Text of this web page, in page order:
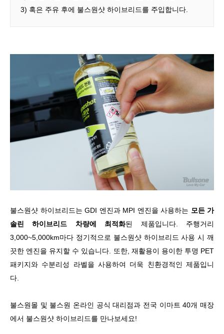
3) 혹은 주유 후에 불스원샷 하이브리드를 주입합니다.
불스원샷 하이브리드는 GDI 엔진과 MPI 엔진을 사용하는 모든 가
솔린 하이브리드 차량에 최적화된 제품입니다. 주행거리
3,000~5,000km마다 정기적으로 불스원샷 하이브리드 사용 시 깨
끗한 엔진을 유지할 수 있습니다.
또한, 재활용이 용이한 투명 PET
패키지와 수분리성 라벨을 사용하여 더욱 친환경적인 제품입니
다.
불스원몰 및 불스원 온라인 공식 대리점과 전국 이마트 40개 매장
에서 불스원샷 하이브리드를 만나보세요!